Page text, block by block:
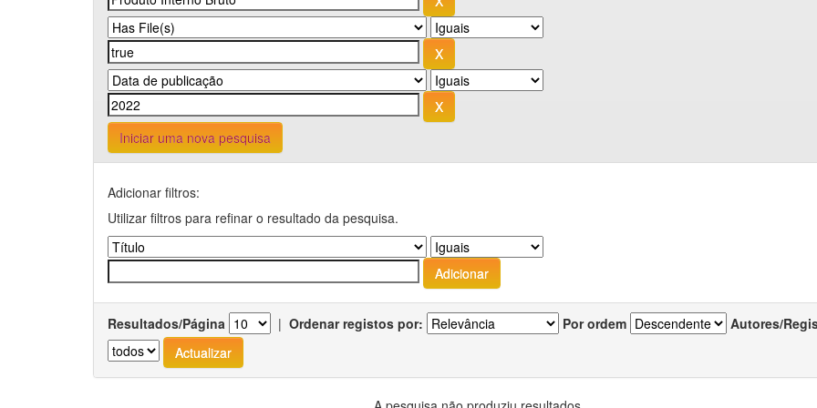
Iniciar uma nova pesquisa
Adicionar filtros:
Utilizar filtros para refinar o resultado da pesquisa.
Resultados/Página | Ordenar registos por: Por ordem Autores/